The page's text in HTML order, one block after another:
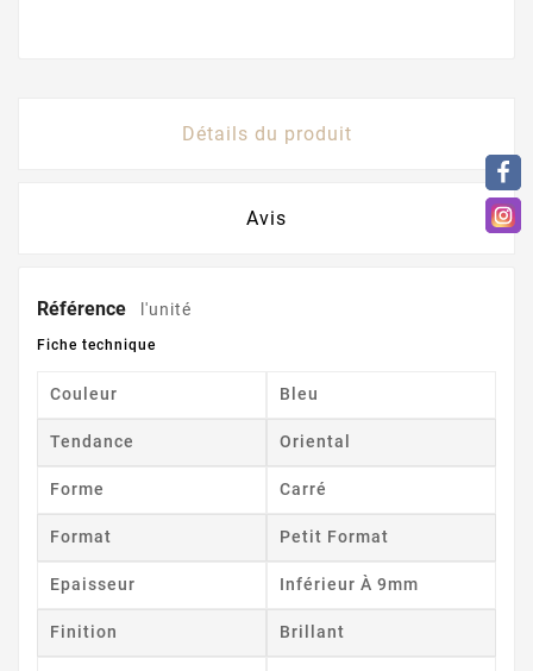
Détails du produit
Avis
Référence l'unité
Fiche technique
Couleur Bleu
Tendance Oriental
Forme Carré
Format Petit Format
Epaisseur Inférieur À 9mm
Finition Brillant